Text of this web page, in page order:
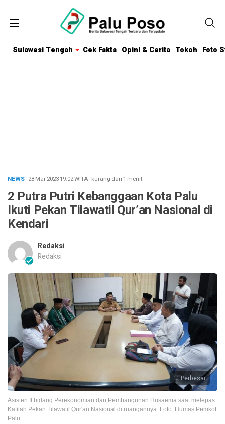
Sulawesi Tengah Cek Fakta Opini & Cerita Tokoh Foto
NEWS· 28 Mar 202319:02WITA· kurang dari 1 menit
2 Putra Putri Kebanggaan Kota Palu
Ikuti Pekan Tilawatil Qur’an Nasional di
Kendari
Redaksi
Redaksi
Perbesar
Asisten II bidang Perekonomian dan Pembangunan Husaema saat melepas
Kafilah Pekan Tilawatil Qur'an Nasional di ruangannya. Foto: Humas Pemkot
Palu